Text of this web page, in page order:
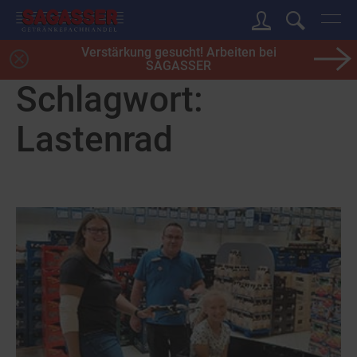
Verstärkung gesucht! Arbeiten bei
SAGASSER
Schlagwort:
Lastenrad